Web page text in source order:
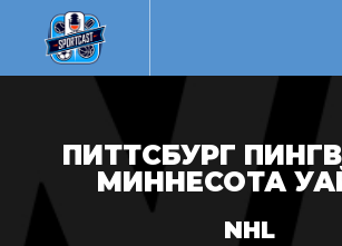
ПИТТСБУРГ
МИННЕСОТА
NHL